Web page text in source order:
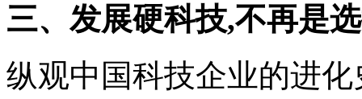
三、发展硬科技,不再是
纵观中国科技企业的进